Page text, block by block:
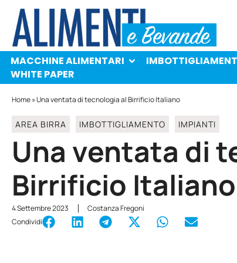
MACCHINE ALIMENTARI
PROTAGONISTI
WHITE PAPER
MACCHINE ALIMENTARI
WHITE PAPER
Home»Una ventata di tecnologia al Birrificio Italiano
AREA BIRRA IMBOTTIGLIAMENTO IMPIANTI
Una ventata di
Birrificio Italiano
4 Settembre 2023
Costanza Fregoni
Condividi